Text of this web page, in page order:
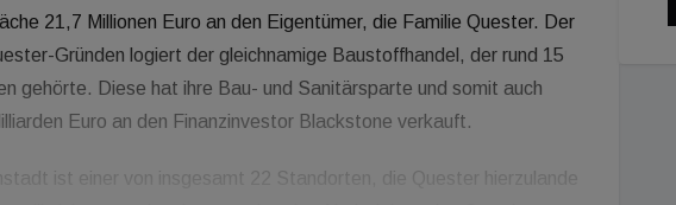
21,7 Millionen Euro an den Eigentümer, die Familie Quester. Der
Gründen logiert der gleichnamige Baustoffhandel, der rund 15
gehörte. Diese hat ihre Bau- und Sanitärsparte und somit auch
Euro an den Finanzinvestor Blackstone verkauft.
ist einer von insgesamt 22 Standorten, die Quester hierzulande